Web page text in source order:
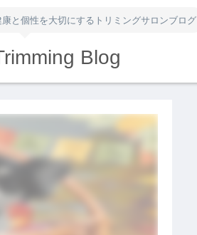
と個性を大切にするトリミングサロンブログ
Blog